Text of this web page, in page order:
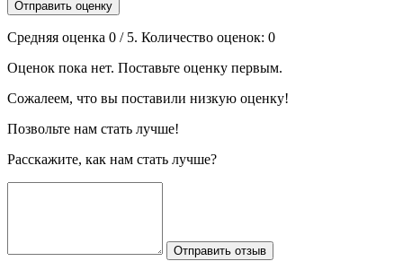
Отправить оценку
Средняя оценка 0 / 5. Количество оценок: 0
Оценок пока нет. Поставьте оценку первым.
Сожалеем, что вы поставили низкую оценку!
Позвольте нам стать лучше!
Расскажите, как нам стать лучше?
Отправить отзыв